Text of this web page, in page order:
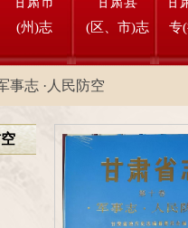
(州)志
(区、市)志
专
事志 ·人民防空